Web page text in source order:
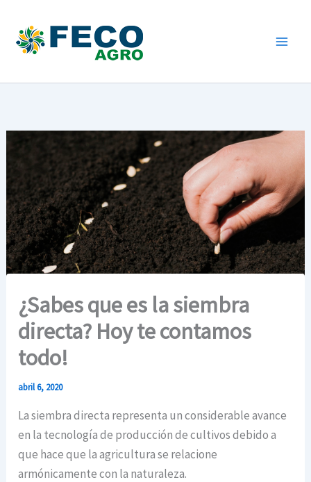
contenido
¿Sabes que es la siembra
directa? Hoy te contamos
todo!
abril 6, 2020
La siembra directa representa un considerable avance
en la tecnología de producción de cultivos debido a
que hace que la agricultura se relacione
armónicamente con la naturaleza.